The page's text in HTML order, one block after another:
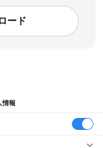
ード
情報